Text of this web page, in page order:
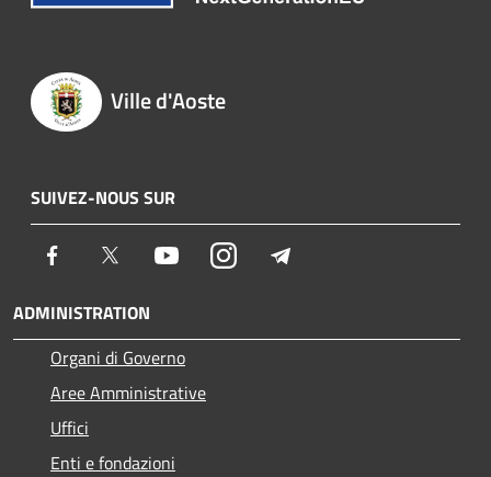
Ville d'Aoste
SUIVEZ-NOUS SUR
Facebook Twitter YoutubeInstagram
ADMINISTRATION
Organi di Governo
Aree Amministrative
Uffici
Enti e fondazioni